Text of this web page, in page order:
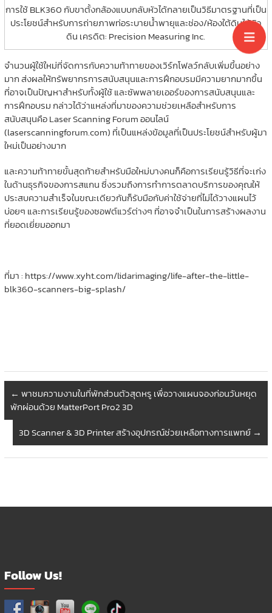
การใช้ BLK360 กับขาตั้งกล้องแบบกลับหัวได้กลายเป็นวิธีมาตรฐานที่เป็น
ประโยชน์สำหรับการถ่ายภาพท่อระบายน้ำพายุและช่อง/ห้องใต้ดินใต้ผิว
ดิน เครดิต: Precision Measuring Inc.
จำนวนผู้ใช้ใหม่ที่จัดการกับความท้าทายของเวิร์กโฟลว์กลับเพิ่มขึ้นอย่าง
มาก ส่งผลให้ทรัพยากรการสนับสนุนและการฝึกอบรมมีความยากมากขึ้น
ที่อาจเป็นปัญหาสำหรับทั้งผู้ใช้ และซัพพลายเออร์ของการสนับสนุนและ
การฝึกอบรม กล่าวได้ว่าแหล่งที่มาของความช่วยเหลือสำหรับการ
สนับสนุนคือ Laser Scanning Forum ออนไลน์
(laserscanningforum.com) ที่เป็นแหล่งข้อมูลที่เป็นประโยชน์สำหรับผู้มา
ใหม่เป็นอย่างมาก
และความท้าทายขั้นสุดท้ายสำหรับมือใหม่บางคนก็คือการเรียนรู้วิธีที่จะเก่ง
ในด้านธุรกิจของการสแกน ซึ่งรวมถึงการทำการตลาดบริการของคุณให้
ประสบความสำเร็จในขณะเดียวกันก็รับมือกับค่าใช้จ่ายที่ไม่ได้วางแผนไว้
บ่อยๆ และการเรียนรู้ของซอฟต์แวร์ต่างๆ ที่อาจจำเป็นในการสร้างผลงาน
ที่ยอดเยี่ยมออกมา
ที่มา : https://www.xyht.com/lidarimaging/life-after-the-little-
blk360-scanners-big-splash/
← พาชมความงามในที่พักส่วนตัวสุดหรู เพื่อวางแผนจองก่อนวันหยุด
พักผ่อนด้วย MatterPort Pro2 3D
3D Scanner & 3D Printer สร้างอุปกรณ์ช่วยเหลือทางการแพทย์ →
Follow Us!